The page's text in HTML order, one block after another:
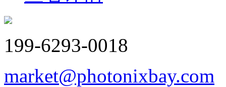
199-6293-0018
market@photonixbay.com